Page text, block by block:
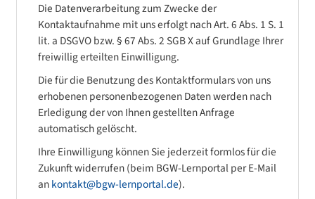
Die Datenverarbeitung zum Zwecke der
Kontaktaufnahme mit uns erfolgt nach Art. 6 Abs. 1 S. 1
lit. a DSGVO bzw. § 67 Abs. 2 SGB X auf Grundlage Ihrer
freiwillig erteilten Einwilligung.
Die für die Benutzung des Kontaktformulars von uns
erhobenen personenbezogenen Daten werden nach
Erledigung der von Ihnen gestellten Anfrage
automatisch gelöscht.
Ihre Einwilligung können Sie jederzeit formlos für die
Zukunft widerrufen (beim BGW-Lernportal per E-Mail
ankontakt@bgw-lernportal.de).